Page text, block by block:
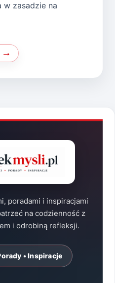
w zasadzie na
poradami i inspiracjami
na codzienność z
i odrobiną refleksji.
• Inspiracje